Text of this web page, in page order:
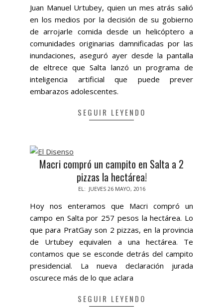
11
Juan Manuel Urtubey, quien un mes atrás salió
en los medios por la decisión de su gobierno
de arrojarle comida desde un helicóptero a
comunidades originarias damnificadas por las
inundaciones, aseguró ayer desde la pantalla
de eltrece que Salta lanzó un programa de
inteligencia artificial que puede prever
embarazos adolescentes.
SEGUIR LEYENDO
Macri compró un campito en Salta a 2
pizzas la hectárea!
EL: JUEVES 26 MAYO, 2016
Hoy nos enteramos que Macri compró un
campo en Salta por 257 pesos la hectárea. Lo
que para PratGay son 2 pizzas, en la provincia
de Urtubey equivalen a una hectárea. Te
contamos que se esconde detrás del campito
presidencial. La nueva declaración jurada
oscurece más de lo que aclara
SEGUIR LEYENDO